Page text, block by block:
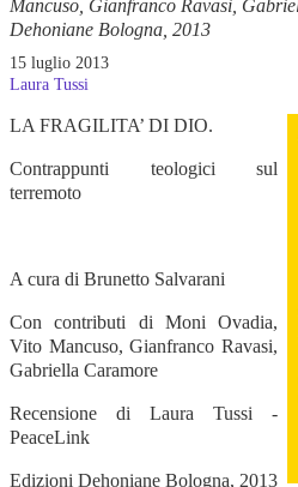
Mancuso, Gianfranco Ravasi,
Dehoniane Bologna, 2013
15 luglio 2013
Laura Tussi
LA FRAGILITA’ DI DIO.
Contrappunti teologici sul
terremoto
A cura di Brunetto Salvarani
Con contributi di Moni Ovadia,
Vito Mancuso, Gianfranco Ravasi,
Gabriella Caramore
Recensione di Laura Tussi -
PeaceLink
Edizioni Dehoniane Bologna, 2013